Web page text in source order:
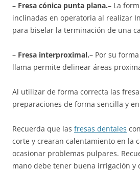
– Fresa cónica punta plana.– La
inclinadas en operatoria al realizar
para biselar la terminación de una
– Fresa interproximal.– Por su
llama permite delinear áreas
Al utilizar de forma correcta las
preparaciones de forma sencilla y
Recuerda que las fresas dentales
corte y crearan calentamiento en la
ocasionar problemas pulpares.
mano debe tener buena irrigación y